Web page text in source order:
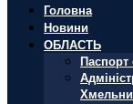
Головна
Новини
ОБЛАСТЬ
Паспорт